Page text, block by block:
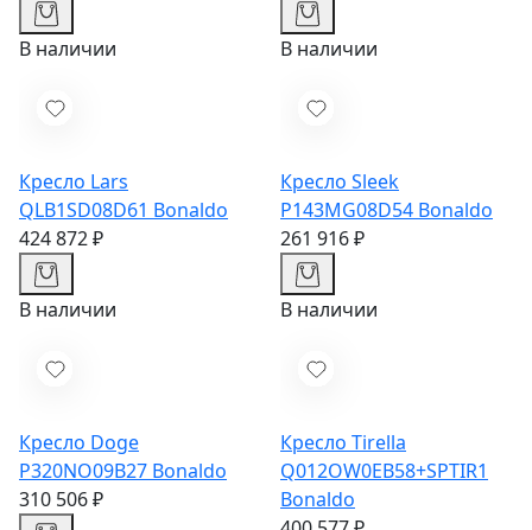
В наличии
Кресло Lars
QLB1SD08D61 Bonaldo
424 872 ₽
В наличии
Кресло Sleek
P143MG08D54 Bonaldo
261 916 ₽
В наличии
Кресло Doge
P320NO09B27 Bonaldo
310 506 ₽
В наличии
Кресло Tirella
Q012OW0EB58+SPTIR1
Bonaldo